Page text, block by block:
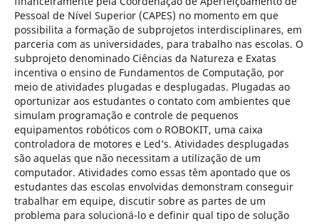
Pessoal de Nível Superior (CAPES) no momento em que
possibilita a formação de subprojetos interdisciplinares, em
parceria com as universidades, para trabalho nas escolas. O
subprojeto denominado Ciências da Natureza e Exatas
incentiva o ensino de Fundamentos de Computação, por
meio de atividades plugadas e desplugadas. Plugadas ao
oportunizar aos estudantes o contato com ambientes que
simulam programação e controle de pequenos
equipamentos robóticos com o ROBOKIT, uma caixa
controladora de motores e Led’s. Atividades desplugadas
são aquelas que não necessitam a utilização de um
computador. Atividades como essas têm apontado que os
estudantes das escolas envolvidas demonstram conseguir
trabalhar em equipe, discutir sobre as partes de um
problema para solucioná-lo e definir qual tipo de solução